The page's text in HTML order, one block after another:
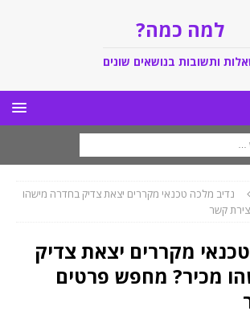
למה כמה?
ותשובות בנושאים שונים
נדיב מלכה טכנאי מקררים יצאת צדיק בחדרה מישהו
קשר
מקררים יצאת צדיק
מכיר? מחפש פרטים